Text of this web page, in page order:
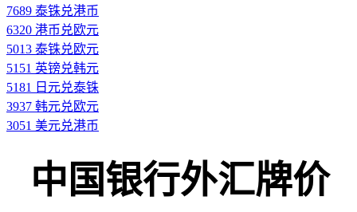
7689 泰铢兑港币
6320 港币兑欧元
5013 泰铢兑欧元
5151 英镑兑韩元
5181 日元兑泰铢
3937 韩元兑欧元
3051 美元兑港币
中国银行外汇牌价